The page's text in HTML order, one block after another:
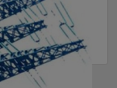
ДЛЯ ЛЭП